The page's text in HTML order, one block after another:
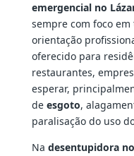
emergencial no
sempre com foco
orientação
oferecido para
restaurantes,
esperar,
de esgoto,
paralisação do uso
Na desentupidora